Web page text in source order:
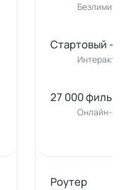
Стартовый -
27 000
Онлайн-
Роутер